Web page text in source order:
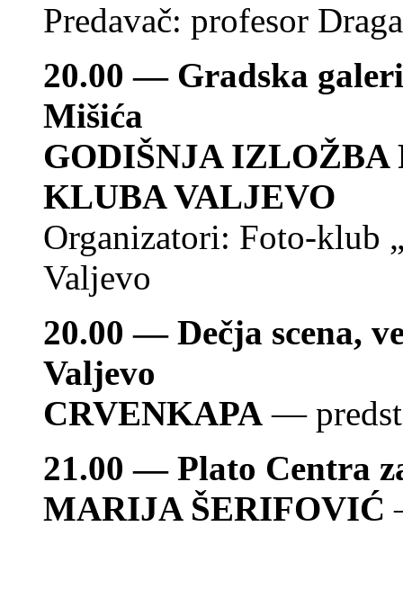
Predavač: profesor
20.00 — Gradska
Mišića
GODIŠNJA IZLOŽBA
KLUBA VALJEVO
Organizatori: Foto-klub
Valjevo
20.00 — Dečja scena,
Valjevo
CRVENKAPA —
21.00 — Plato Centra
MARIJA ŠERIFOVIĆ